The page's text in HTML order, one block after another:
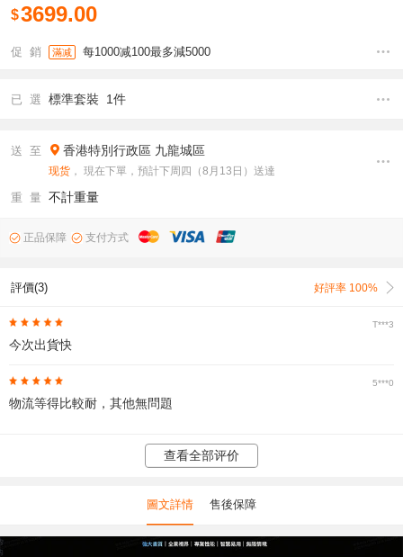
$3699.00
促 銷 滿减 每1000减100最多減5000
已 選 標準套裝 1件
送 至 香港特別行政區 九龍城區
现货 ， 現在下單，預計下周四（8月13日）送達
重 量 不計重量
正品保障 支付方式
評價(3) 好評率 100%
T***3
今次出貨快
5***0
物流等得比較耐，其他無問題
查看全部评价
圖文詳情 售後保障